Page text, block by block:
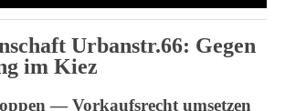
Urbanstr.66: Gegen
im Kiez
—Vorkaufsrecht umsetzen